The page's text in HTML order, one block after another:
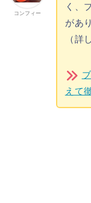
コンフィー
く、
があ
（詳
えて